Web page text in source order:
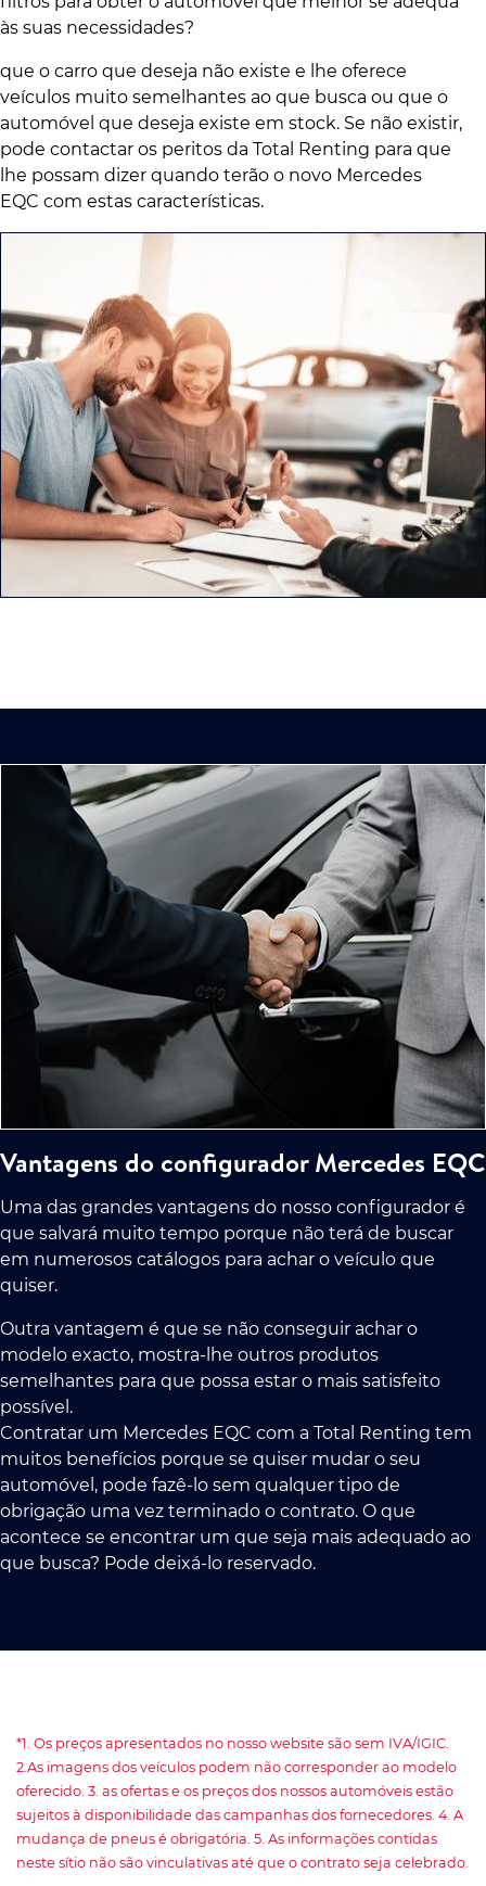
às suas necessidades?
que o carro que deseja não existe e lhe oferece
veículos muito semelhantes ao que busca ou que o
automóvel que deseja existe em stock. Se não existir,
pode contactar os peritos da Total Renting para que
lhe possam dizer quando terão o novo Mercedes
EQC com estas características.
Vantagens do configurador Mercedes EQC
Uma das grandes vantagens do nosso configurador é
que salvará muito tempo porque não terá de buscar
em numerosos catálogos para achar o veículo que
quiser.
Outra vantagem é que se não conseguir achar o
modelo exacto, mostra-lhe outros produtos
semelhantes para que possa estar o mais satisfeito
possível.
Contratar um Mercedes EQC com a Total Renting tem
muitos benefícios porque se quiser mudar o seu
automóvel, pode fazê-lo sem qualquer tipo de
obrigação uma vez terminado o contrato. O que
acontece se encontrar um que seja mais adequado ao
que busca? Pode deixá-lo reservado.
*1. Os preços apresentados no nosso website são sem IVA/IGIC.
2.As imagens dos veículos podem não corresponder ao modelo
oferecido. 3. as ofertas e os preços dos nossos automóveis estão
sujeitos à disponibilidade das campanhas dos fornecedores. 4. A
mudança de pneus é obrigatória. 5. As informações contidas
neste sítio não são vinculativas até que o contrato seja celebrado.